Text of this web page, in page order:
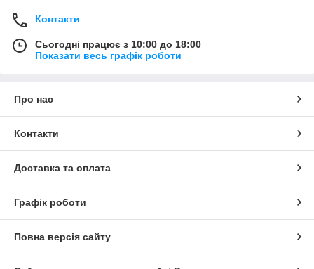
Контакти
Сьогодні працює з 10:00 до 18:00
Показати весь графік роботи
Про нас
Контакти
Доставка та оплата
Графік роботи
Повна версія сайту